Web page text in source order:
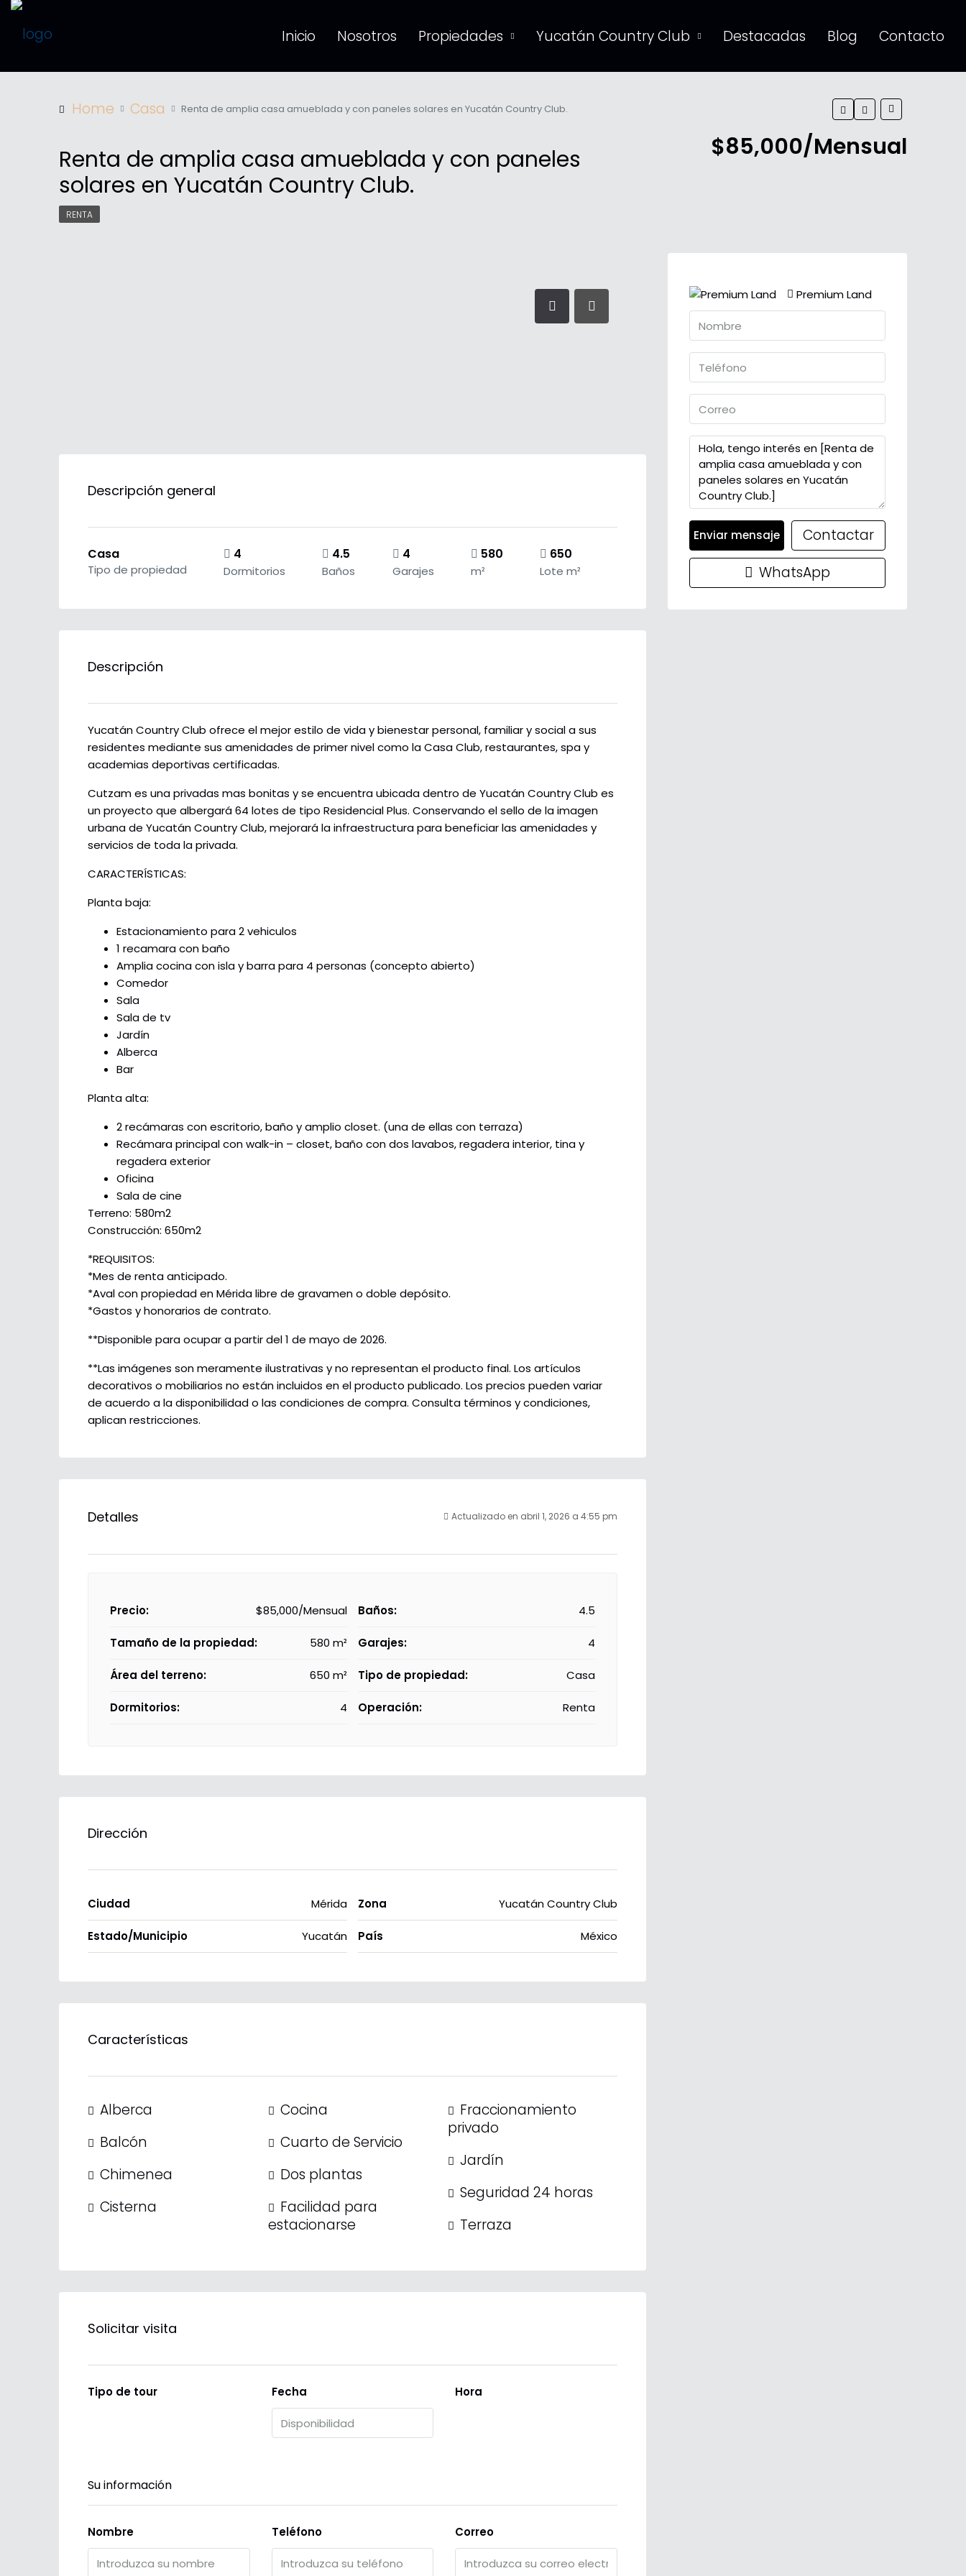
Inicio Nosotros Propiedades Yucatán Country Club Destacadas Blog Contacto
Home Casa Renta de amplia casa amueblada y con paneles solares en Yucatán Country Club.
Renta de amplia casa amueblada y con paneles
solares en Yucatán Country Club.
$85,000/Mensual
RENTA
Descripción general
Casa
Tipo de propiedad
4
Dormitorios
4.5
Baños
4
Garajes
580
m²
650
Lote m²
Descripción
Yucatán Country Club ofrece el mejor estilo de vida y bienestar personal, familiar y social a sus
residentes mediante sus amenidades de primer nivel como la Casa Club, restaurantes, spa y
academias deportivas certificadas.
Cutzam es una privadas mas bonitas y se encuentra ubicada dentro de Yucatán Country Club es
un proyecto que albergará 64 lotes de tipo Residencial Plus. Conservando el sello de la imagen
urbana de Yucatán Country Club, mejorará la infraestructura para beneficiar las amenidades y
servicios de toda la privada.
CARACTERÍSTICAS:
Planta baja:
Estacionamiento para 2 vehiculos
1 recamara con baño
Amplia cocina con isla y barra para 4 personas (concepto abierto)
Comedor
Sala
Sala de tv
Jardín
Alberca
Bar
Planta alta:
2 recámaras con escritorio, baño y amplio closet. (una de ellas con terraza)
Recámara principal con walk-in – closet, baño con dos lavabos, regadera interior, tina y
regadera exterior
Oficina
Sala de cine
Terreno: 580m2
Construcción: 650m2
*REQUISITOS:
*Mes de renta anticipado.
*Aval con propiedad en Mérida libre de gravamen o doble depósito.
*Gastos y honorarios de contrato.
**Disponible para ocupar a partir del 1 de mayo de 2026.
**Las imágenes son meramente ilustrativas y no representan el producto final. Los artículos
decorativos o mobiliarios no están incluidos en el producto publicado. Los precios pueden variar
de acuerdo a la disponibilidad o las condiciones de compra. Consulta términos y condiciones,
aplican restricciones.
Detalles Actualizado en abril 1, 2026 a 4:55 pm
Precio: $85,000/Mensual
Tamaño de la propiedad: 580 m²
Área del terreno: 650 m²
Dormitorios: 4
Baños: 4.5
Garajes: 4
Tipo de propiedad: Casa
Operación: Renta
Dirección
Ciudad Mérida
Estado/Municipio Yucatán
Zona Yucatán Country Club
País México
Características
Alberca
Balcón
Chimenea
Cisterna
Cocina
Cuarto de Servicio
Dos plantas
Facilidad para
estacionarse
Fraccionamiento
privado
Jardín
Seguridad 24 horas
Terraza
Solicitar visita
Tipo de tour Fecha Hora
Su información
Nombre Teléfono Correo
Premium Land
Enviar mensaje
Contactar
WhatsApp